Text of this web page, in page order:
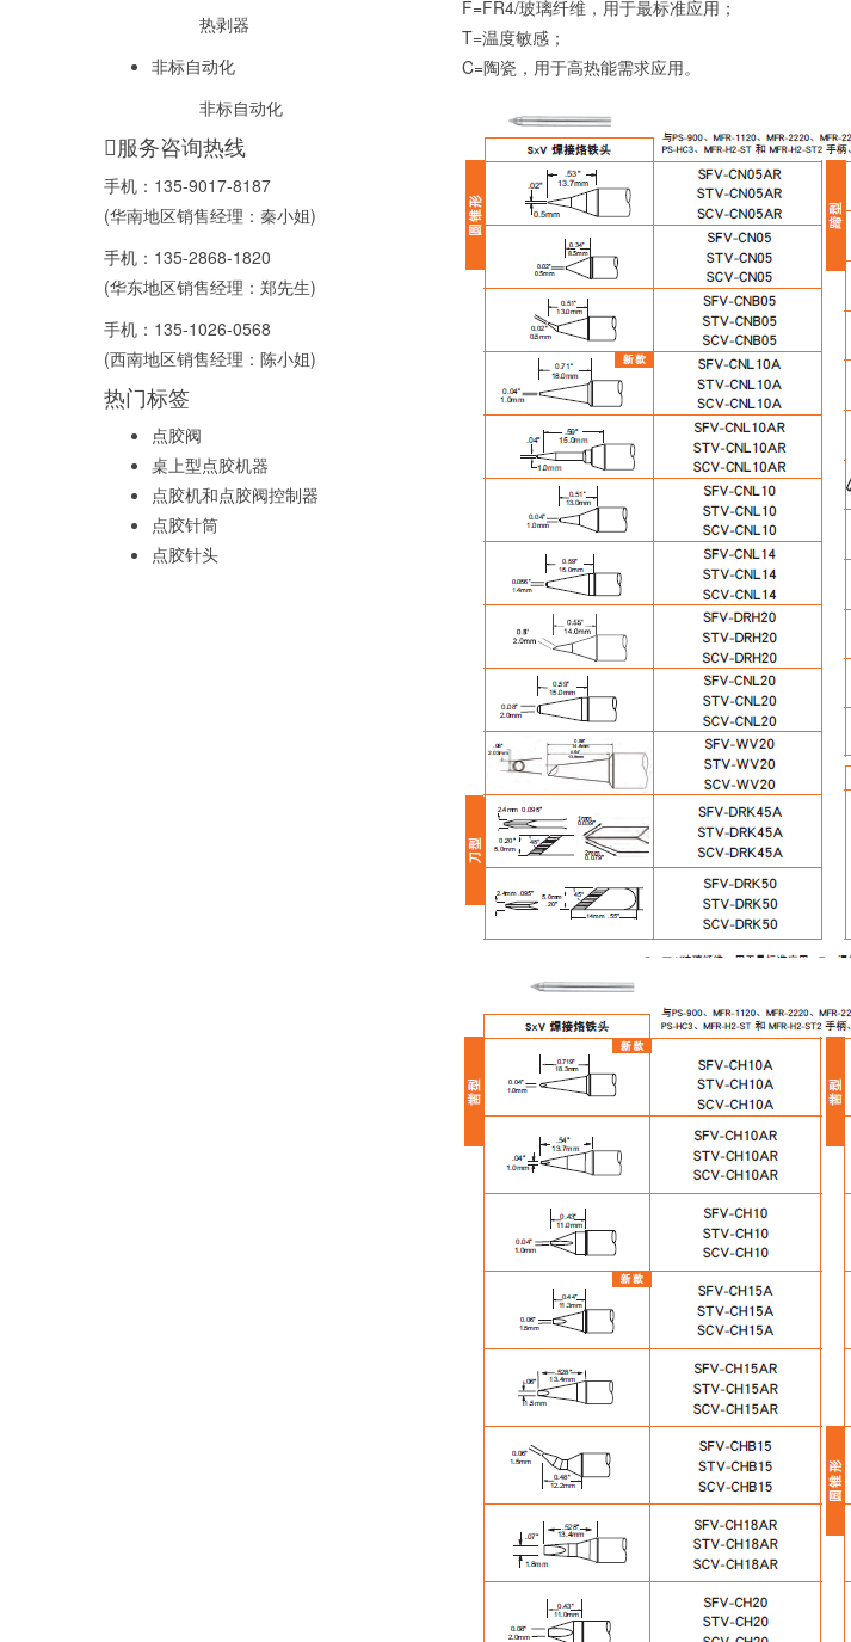
热剥器
非标自动化
非标自动化
服务咨询热线
手机： 135-9017-8187
(华南地区销售经理：秦小姐)
手机： 135-2868-1820
(华东地区销售经理：郑先生)
手机： 135-1026-0568
(西南地区销售经理：陈小姐)
热门标签
点胶阀
桌上型点胶机器
点胶机和点胶阀控制器
点胶针筒
点胶针头
F=FR4/玻璃纤维，用于最标准应用；
T=温度敏感；
C=陶瓷，用于高热能需求应用。